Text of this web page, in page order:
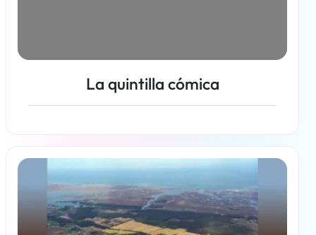
La quintilla cómica
Más información